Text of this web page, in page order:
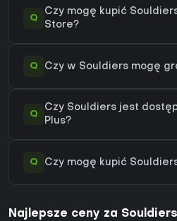
Q
Czy mogę kupić
Store?
Q Czy w Souldiers mogę
Q
Czy Souldiers jest
Plus?
Q Czy mogę kupić
Najlepsze ceny za Souldiers